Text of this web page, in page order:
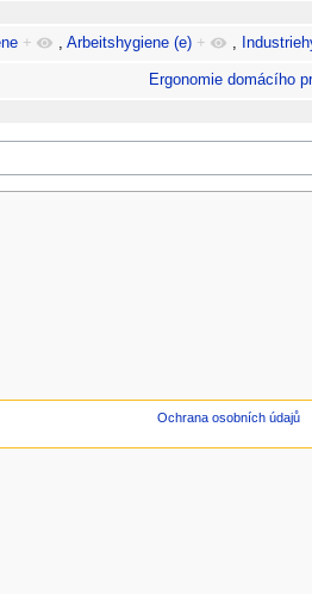
+ ,Arbeitshygiene (e) + ,
Ergonomie domácího
Ochrana osobních údajů